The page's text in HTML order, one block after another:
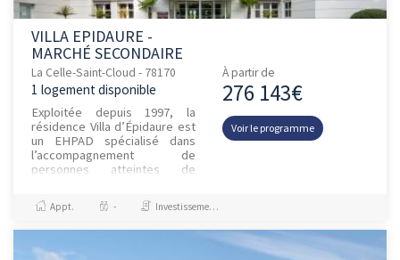
VILLA EPIDAURE -
MARCHÉ SECONDAIRE
La Celle-Saint-Cloud - 78170
1 logement disponible
Exploitée depuis 1997, la
résidence Villa d’Épidaure est
un EHPAD spécialisé dans
l’accompagnement de
personnes atteintes de
telles que la maladie
d’Alzheimer et t...
À partir de
276 143€
Voir le programme
Appt. - Investissement et Défiscalisation